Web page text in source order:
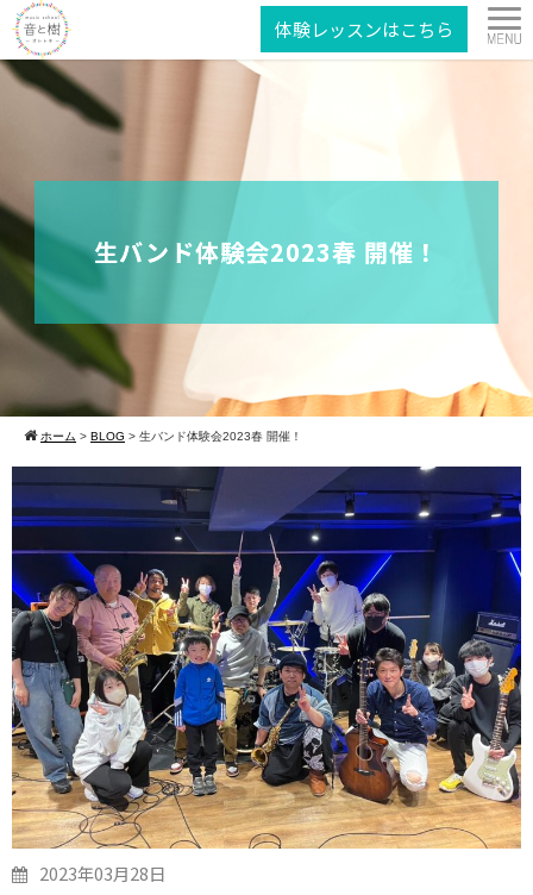
体験レッスンはこちら
生バンド体験会2023春 開催！
ホーム > BLOG > 生バンド体験会2023春 開催！
2023年03月28日